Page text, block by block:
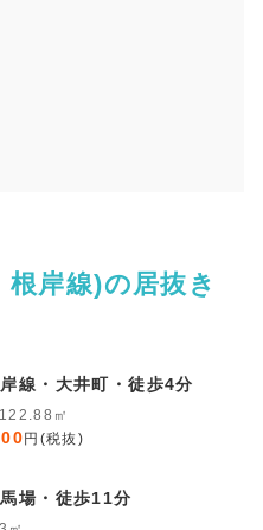
岸線)の居抜き
線・大井町・徒歩4分
122.88㎡
円(税抜)
場・徒歩11分